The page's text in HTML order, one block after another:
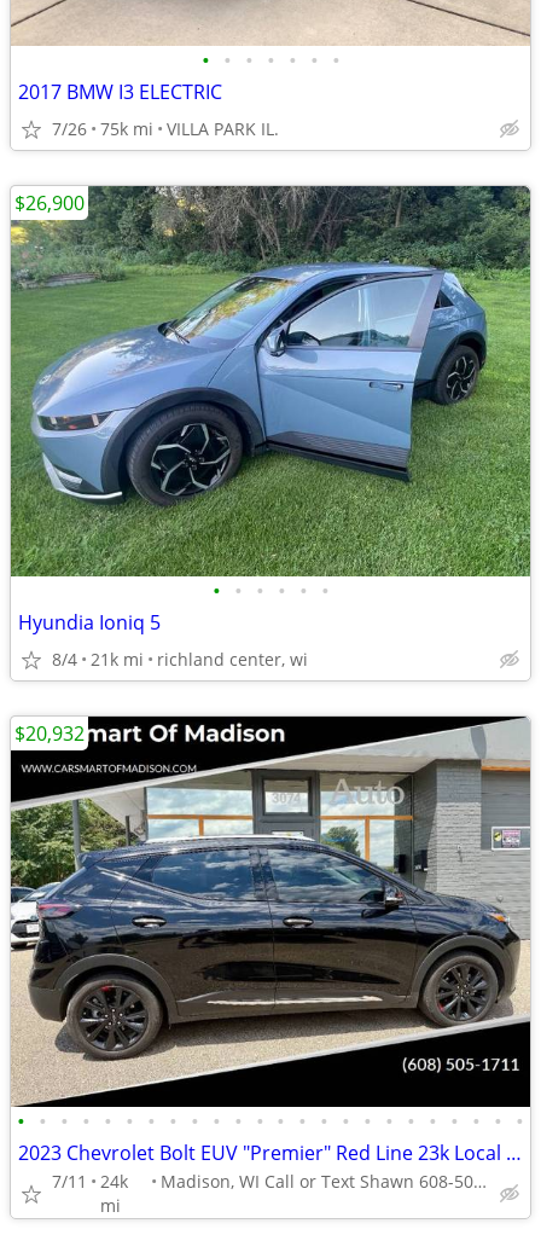
• • • • • • •
2017 BMW I3 ELECTRIC
7/26 75k mi VILLA PARK IL.
• • • • • •
Hyundia Ioniq 5
8/4 21k mi richland center, wi
$26,900
• • • • • • • • • • • • • • • • • • • • • • • •
2023 Chevrolet Bolt EUV "Premier" Red Line 23k Local Clean Title
7/11
24k
mi
Madison, WI Call or Text Shawn 608-505-1711
$20,932